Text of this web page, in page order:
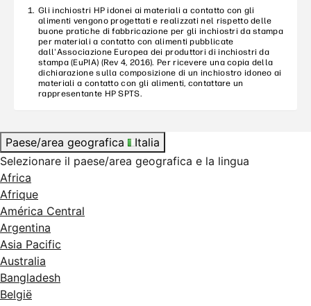
Gli inchiostri HP idonei ai materiali a contatto con gli
alimenti vengono progettati e realizzati nel rispetto delle
buone pratiche di fabbricazione per gli inchiostri da stampa
per materiali a contatto con alimenti pubblicate
dall'Associazione Europea dei produttori di inchiostri da
stampa (EuPIA) (Rev 4, 2016). Per ricevere una copia della
dichiarazione sulla composizione di un inchiostro idoneo ai
materiali a contatto con gli alimenti, contattare un
rappresentante HP SPTS.
Paese/area geografica
Italia
Selezionare il paese/area geografica e la lingua
Africa
Afrique
América Central
Argentina
Asia Pacific
Australia
Bangladesh
België